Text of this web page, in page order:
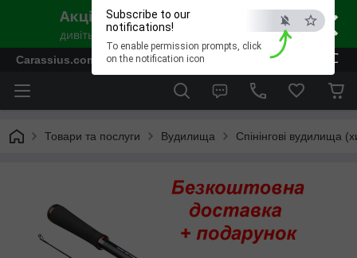
×
ESC
Subscribe to our
notifications!
To enable permission prompts, click
on the notification icon
Carassius.com.ua - Все для риболовлі та відпочинку
Товари та послуги Вудилища Спінінгові вудилища